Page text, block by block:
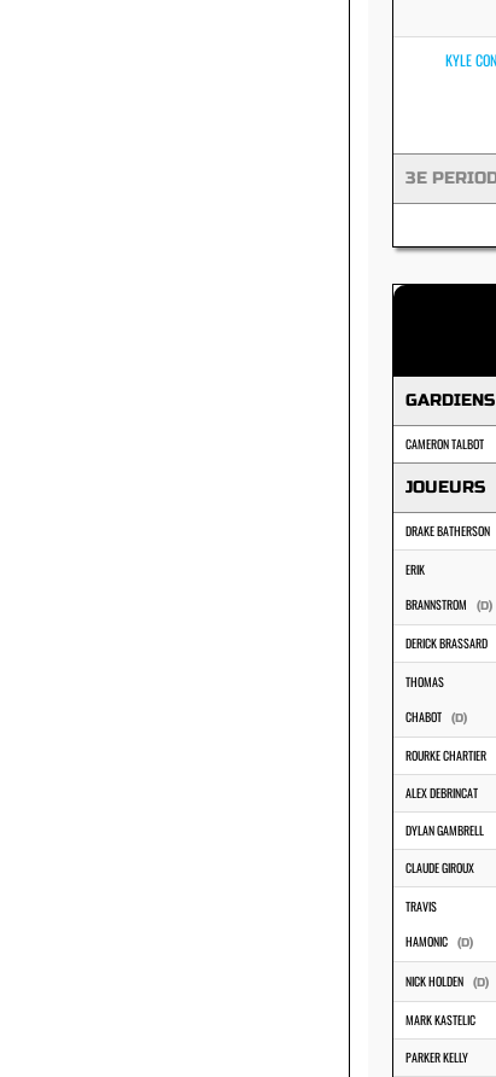
KYLE
3E
GARDIENS
CAMERON TALBOT
JOUEURS
DRAKE BATHERSON
ERIK
BRANNSTROM
(D)
DERICK BRASSARD
THOMAS
CHABOT
(D)
ROURKE CHARTIER
ALEX DEBRINCAT
DYLAN GAMBRELL
CLAUDE GIROUX
TRAVIS
HAMONIC
(D)
NICK HOLDEN (D)
MARK KASTELIC
PARKER KELLY